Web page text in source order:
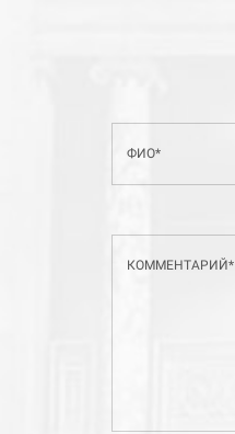
ФИО*
КОММЕНТАРИЙ*